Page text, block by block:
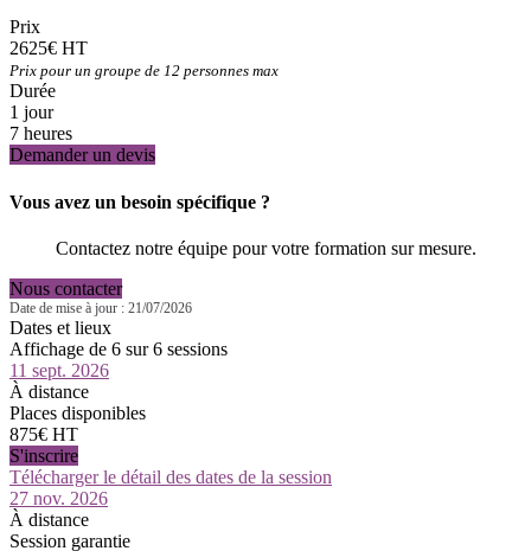
Prix
2625€ HT
Prix pour un groupe de 12 personnes max
Durée
1 jour
7 heures
Demander un devis
Vous avez un besoin spécifique ?
Contactez notre équipe pour votre formation sur mesure.
Nous contacter
Date de mise à jour : 21/07/2026
Dates et lieux
Affichage de 6 sur 6 sessions
11 sept. 2026
À distance
Places disponibles
875€ HT
S'inscrire
Télécharger le détail des dates de la session
27 nov. 2026
À distance
Session garantie